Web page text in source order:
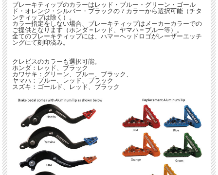
ブレーキティップのカラーはレッド・ブルー・グリーン・ゴール
ド・オレンジ・シルバー・ブラックの７カラーから選択可能（チタ
ンティップは除く）。
カラー指定をしない場合、ブレーキティップはメーカーカラーでの
ご提供となります（ホンダ＝レッド、ヤマハ＝ブルー等）。
全てのブレーキティップには、ハマーヘッドロゴがレーザーエッチ
ングにて刻印済み。
クレビスのカラーも選択可能。
ホンダ：レッド、ブラック
カワサキ：グリーン、ブルー、ブラック、
ヤマハ：ブルー、レッド、ブラック
スズキ：ゴールド、レッド、ブラック